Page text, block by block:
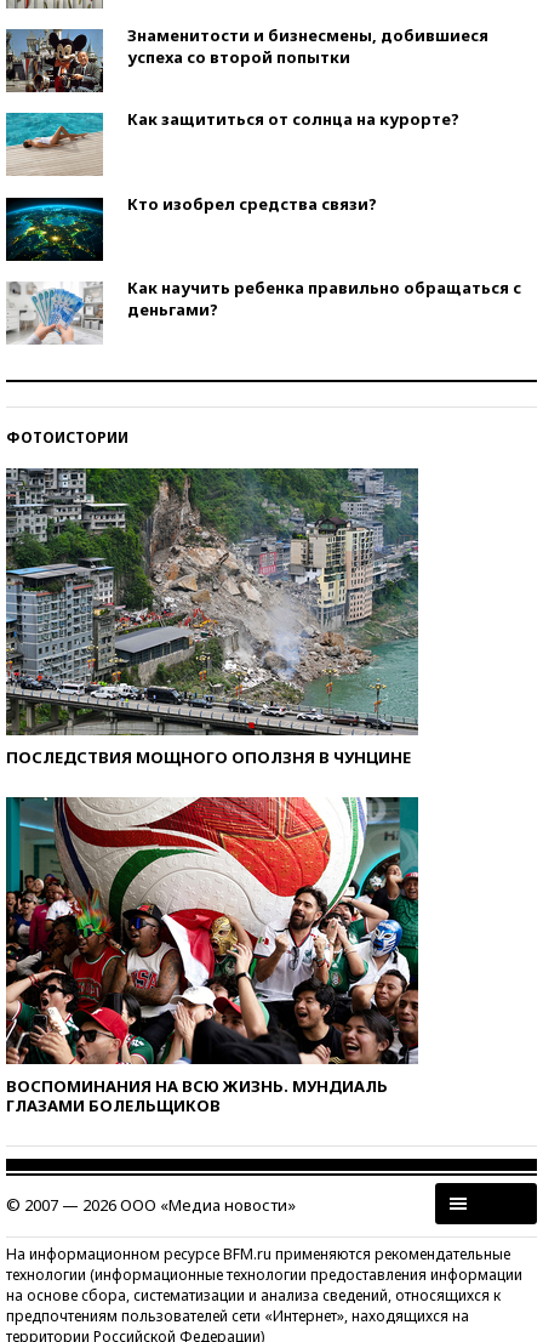
Знаменитости и бизнесмены, добившиеся
успеха со второй попытки
Как защититься от солнца на курорте?
Кто изобрел средства связи?
Как научить ребенка правильно обращаться с
деньгами?
ФОТОИСТОРИИ
ПОСЛЕДСТВИЯ МОЩНОГО ОПОЛЗНЯ В ЧУНЦИНЕ
ВОСПОМИНАНИЯ НА ВСЮ ЖИЗНЬ. МУНДИАЛЬ
ГЛАЗАМИ БОЛЕЛЬЩИКОВ
© 2007 — 2026 ООО «Медиа новости»
На информационном ресурсе BFM.ru применяются рекомендательные
технологии (информационные технологии предоставления информации
на основе сбора, систематизации и анализа сведений, относящихся к
предпочтениям пользователей сети «Интернет», находящихся на
территории Российской Федерации)